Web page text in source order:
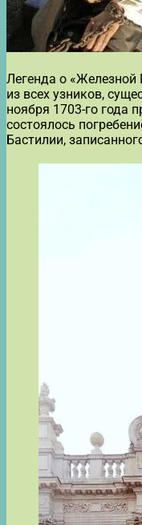
Легенда о
из всех узников,
ноября 1703-го года
состоялось
Бастилии,